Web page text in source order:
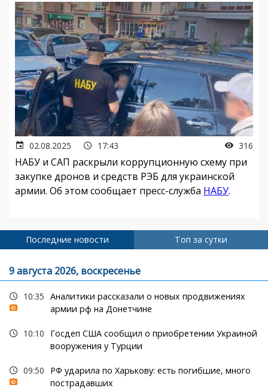
02.08.2025 17:43 316
НАБУ и САП раскрыли коррупционную схему при
закупке дронов и средств РЭБ для украинской
армии. Об этом сообщает пресс-служба НАБУ.
Последние новости Топ за сутки
9 августа 2026, воскресенье
10:35 Аналитики рассказали о новых продвижениях
армии рф на Донетчине
10:10
Госдеп США сообщил о приобретении Украиной
вооружения у Турции
09:50
РФ ударила по Харькову: есть погибшие, много
пострадавших